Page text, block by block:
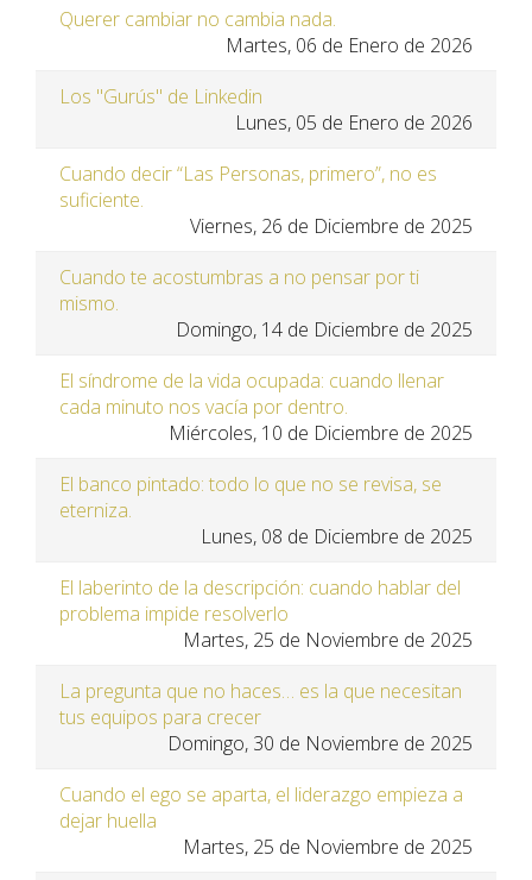
Querer cambiar no cambia nada.
Martes, 06 de Enero de 2026
Los "Gurús" de Linkedin
Lunes, 05 de Enero de 2026
Cuando decir “Las Personas, primero”, no es
suficiente.
Viernes, 26 de Diciembre de 2025
Cuando te acostumbras a no pensar por ti
mismo.
Domingo, 14 de Diciembre de 2025
El síndrome de la vida ocupada: cuando llenar
cada minuto nos vacía por dentro.
Miércoles, 10 de Diciembre de 2025
El banco pintado: todo lo que no se revisa, se
eterniza.
Lunes, 08 de Diciembre de 2025
El laberinto de la descripción: cuando hablar del
problema impide resolverlo
Martes, 25 de Noviembre de 2025
La pregunta que no haces… es la que necesitan
tus equipos para crecer
Domingo, 30 de Noviembre de 2025
Cuando el ego se aparta, el liderazgo empieza a
dejar huella
Martes, 25 de Noviembre de 2025